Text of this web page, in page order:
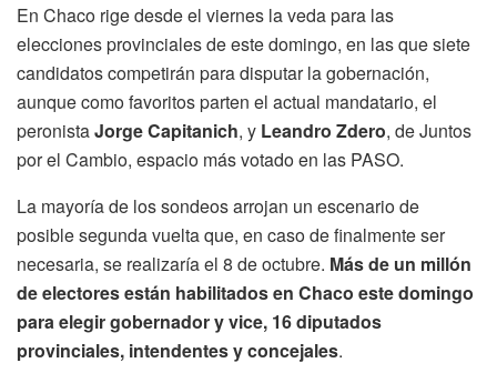
En Chaco rige desde el viernes la veda para las
elecciones provinciales de este domingo, en las que siete
candidatos competirán para disputar la gobernación,
aunque como favoritos parten el actual mandatario, el
peronistaJorge Capitanich, y Leandro Zdero, de Juntos
por el Cambio, espacio más votado en las PASO.
La mayoría de los sondeos arrojan un escenario de
posible segunda vuelta que, en caso de finalmente ser
necesaria, se realizaría el 8 de octubre. Más de un millón
de electores están habilitados en Chaco este domingo
para elegir gobernador y vice, 16 diputados
provinciales, intendentes y concejales.